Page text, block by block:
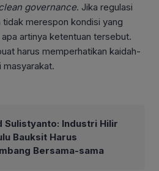
governance. Jika regulasi
tidak merespon kondisi yang
artinya ketentuan tersebut.
harus memperhatikan kaidah-
masyarakat.
Sulistyanto: Industri Hilir
Bauksit Harus
Bersama-sama